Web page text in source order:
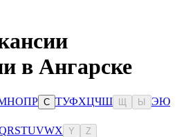
в Ангарске
НОПР С ТУФХЦЧШ Ы ЭЮ
RSTUVWX Y Z